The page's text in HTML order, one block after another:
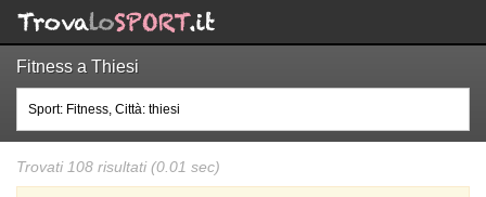
Fitness a Thiesi
Trovati 108 risultati (0.01 sec)